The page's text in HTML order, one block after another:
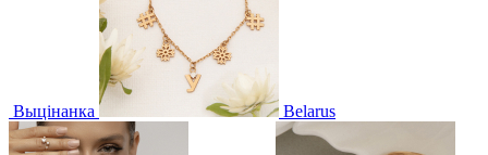
Выцінанка Belarus